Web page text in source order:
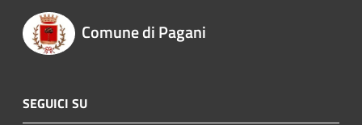
Comune di Pagani
SEGUICI SU